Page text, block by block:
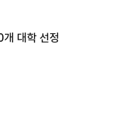
대학 선정